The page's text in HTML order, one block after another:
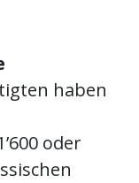
haben
oder